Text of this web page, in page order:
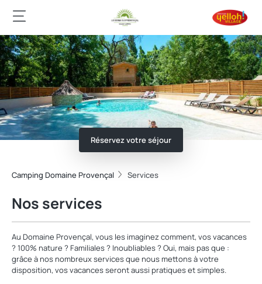
Réservez votre séjour
Camping Domaine Provençal Services
Nos services
Au Domaine Provençal, vous les imaginez comment, vos vacances
? 100% nature ? Familiales ? Inoubliables ? Oui, mais pas que :
grâce à nos nombreux services que nous mettons à votre
disposition, vos vacances seront aussi pratiques et simples.